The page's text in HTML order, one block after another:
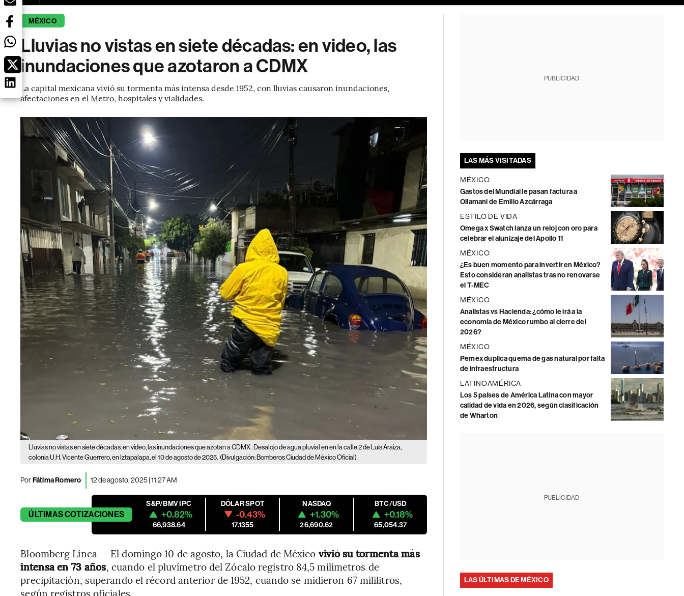
MÉXICO
Lluvias no vistas en siete décadas: en video, las
inundaciones que azotaron a CDMX
La capital mexicana vivió su tormenta más intensa desde 1952, con lluvias causaron inundaciones,
afectaciones en el Metro, hospitales y vialidades.
Lluvias no vistas en siete décadas: en video, las inundaciones que azotan a CDMX. Desalojo de agua pluvial en en la calle 2 de Luis Araiza,
colonia U.H. Vicente Guerrero, en Iztapalapa, el 10 de agosto de 2025. (Divulgación: Bomberos Ciudad de México Oficial)
PorFátima Romero 12 de agosto, 2025 | 11:27 AM
ÚLTIMASCOTIZACIONES
S&P/BMV IPC
+0.82%
66,938.64
DÓLAR SPOT
-0.43%
17.1355
NASDAQ
+1.30%
26,690.62
BTC/USD
+0.18%
65,054.37
Bloomberg Línea — El domingo 10 de agosto, la Ciudad de México vivió su tormenta más
intensa en 73 años, cuando el pluvímetro del Zócalo registro 84,5 milímetros de
precipitación, superando el récord anterior de 1952, cuando se midieron 67 mililitros,
según registros oficiales.
PUBLICIDAD
LAS MÁS VISITADAS
MÉXICO
Gastos del Mundial le pasan factura a
Ollamani de Emilio Azcárraga
ESTILO DE VIDA
Omega x Swatch lanza un reloj con oro para
celebrar el alunizaje del Apollo 11
MÉXICO
¿Es buen momento para invertir en México?
Esto consideran analistas tras no renovarse
el T-MEC
MÉXICO
Analistas vs Hacienda: ¿cómo le irá a la
economía de México rumbo al cierre del
2026?
MÉXICO
Pemex duplica quema de gas natural por falta
de infraestructura
LATINOAMÉRICA
Los 5 países de América Latina con mayor
calidad de vida en 2026, según clasificación
de Wharton
PUBLICIDAD
LAS ÚLTIMAS DE MÉXICO